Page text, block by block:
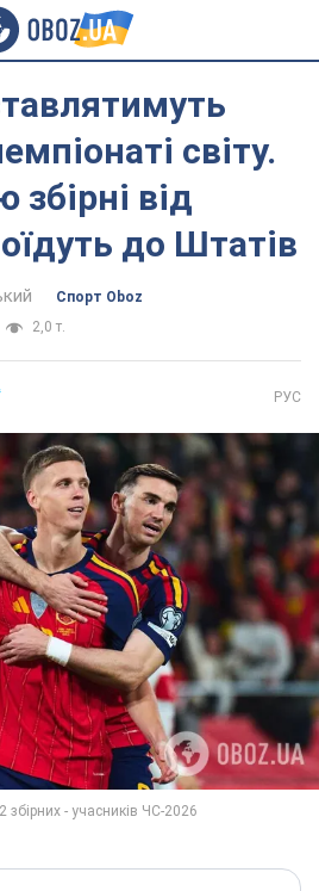
світу.
збірні від
до Штатів
Спорт Oboz
2,0 т.
РУС